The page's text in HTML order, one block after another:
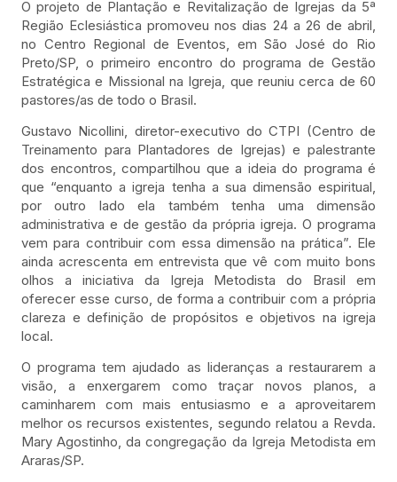
O projeto de Plantação e Revitalização de Igrejas da 5ª
Região Eclesiástica promoveu nos dias 24 a 26 de abril,
no Centro Regional de Eventos, em São José do Rio
Preto/SP, o primeiro encontro do programa de Gestão
Estratégica e Missional na Igreja, que reuniu cerca de 60
pastores/as de todo o Brasil.
Gustavo Nicollini, diretor-executivo do CTPI (Centro de
Treinamento para Plantadores de Igrejas) e palestrante
dos encontros, compartilhou que a ideia do programa é
que “enquanto a igreja tenha a sua dimensão espiritual,
por outro lado ela também tenha uma dimensão
administrativa e de gestão da própria igreja. O programa
vem para contribuir com essa dimensão na prática”. Ele
ainda acrescenta em entrevista que vê com muito bons
olhos a iniciativa da Igreja Metodista do Brasil em
oferecer esse curso, de forma a contribuir com a própria
clareza e definição de propósitos e objetivos na igreja
local.
O programa tem ajudado as lideranças a restaurarem a
visão, a enxergarem como traçar novos planos, a
caminharem com mais entusiasmo e a aproveitarem
melhor os recursos existentes, segundo relatou a Revda.
Mary Agostinho, da congregação da Igreja Metodista em
Araras/SP.